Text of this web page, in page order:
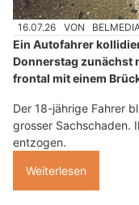
16.07.26 VON
Ein Autofahrer
Donnerstag zunächst
frontal mit einem
Der 18-jährige Fahrer
grosser Sachschaden.
entzogen.
Weiterlesen